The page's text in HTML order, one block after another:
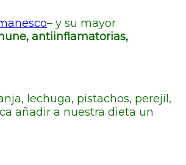
– y su mayor
antiinflamatorias,
lechuga, pistachos, perejil,
añadir a nuestra dieta un